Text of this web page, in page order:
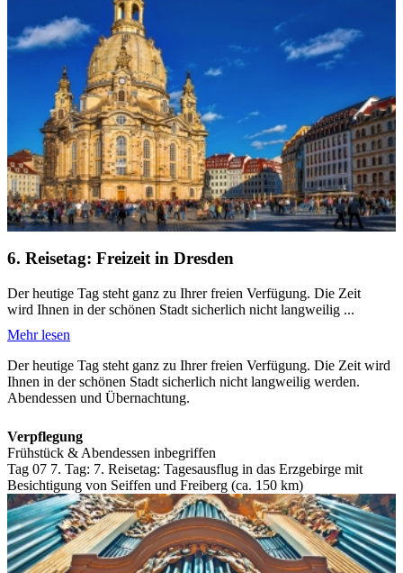
6. Reisetag: Freizeit in Dresden
Der heutige Tag steht ganz zu Ihrer freien Verfügung. Die Zeit
wird Ihnen in der schönen Stadt sicherlich nicht langweilig ...
Mehr lesen
Der heutige Tag steht ganz zu Ihrer freien Verfügung. Die Zeit wird
Ihnen in der schönen Stadt sicherlich nicht langweilig werden.
Abendessen und Übernachtung.
Verpflegung
Frühstück & Abendessen inbegriffen
Tag 07 7. Tag: 7. Reisetag: Tagesausflug in das Erzgebirge mit
Besichtigung von Seiffen und Freiberg (ca. 150 km)